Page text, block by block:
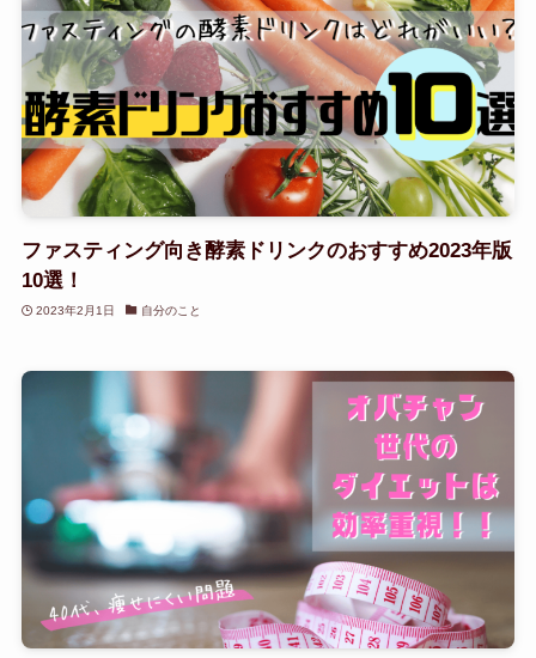
ファスティング向き酵素ドリンクのおすすめ2023年版
10選！
2023年2月1日 自分のこと